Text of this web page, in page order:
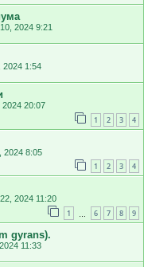
2024 9:21
1:54
20:07
1 2 3 4
8:05
1 2 3 4
2024 11:20
1 6 7 8 9
gyrans).
11:33